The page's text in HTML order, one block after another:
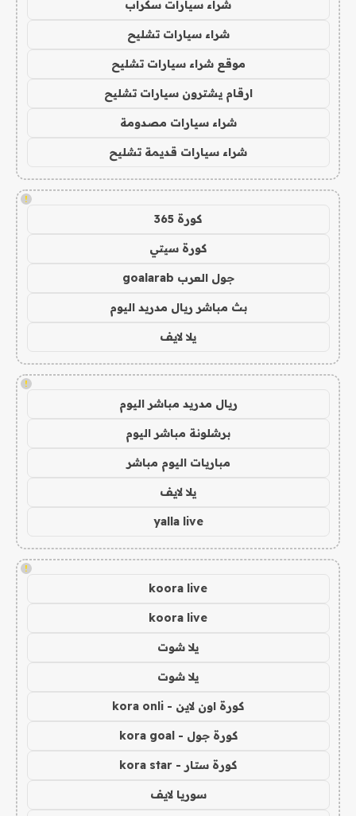
شراء سيارات سكراب
شراء سيارات تشليح
موقع شراء سيارات تشليح
ارقام يشترون سيارات تشليح
شراء سيارات مصدومة
شراء سيارات قديمة تشليح
!
كورة 365
كورة سيتي
جول العرب goalarab
بث مباشر ريال مدريد اليوم
يلا لايف
!
ريال مدريد مباشر اليوم
برشلونة مباشر اليوم
مباريات اليوم مباشر
يلا لايف
yalla live
!
koora live
koora live
يلا شوت
يلا شوت
كورة اون لاين - kora onli
كورة جول - kora goal
كورة ستار - kora star
سوريا لايف